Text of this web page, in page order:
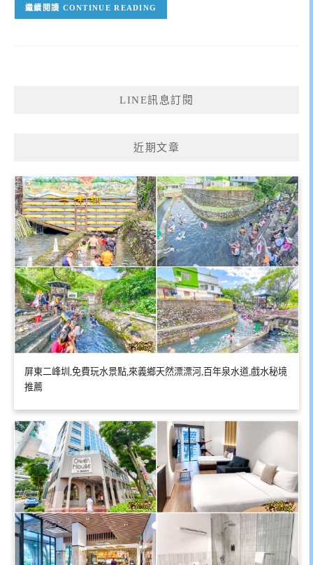
CONTINUE READING
LINE訊息訂閱
近期文章
屏東二峰圳,免費玩水景點,來義鄉天然漂漂河,百年泉水道,戲水秘境
推薦